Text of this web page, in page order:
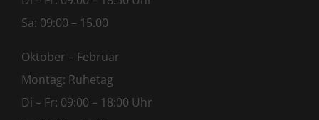
Sa: 09:00 – 15.00
Oktober – Februar
Montag: Ruhetag
Di – Fr: 09:00 – 18:00 Uhr